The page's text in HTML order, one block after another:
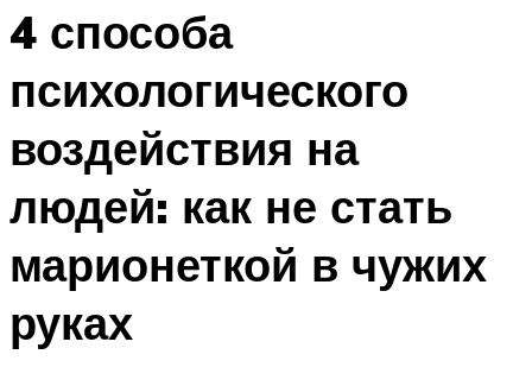
4 способа
психологического
воздействия на
людей: как не стать
марионеткой в чужих
руках